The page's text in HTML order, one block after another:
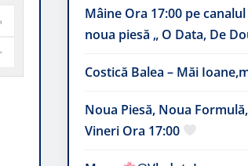
Mâine Ora 17:00 pe
noua piesă „ O Data, De
Costică Balea – Măi
Noua Piesă, Noua
Vineri Ora 17:00